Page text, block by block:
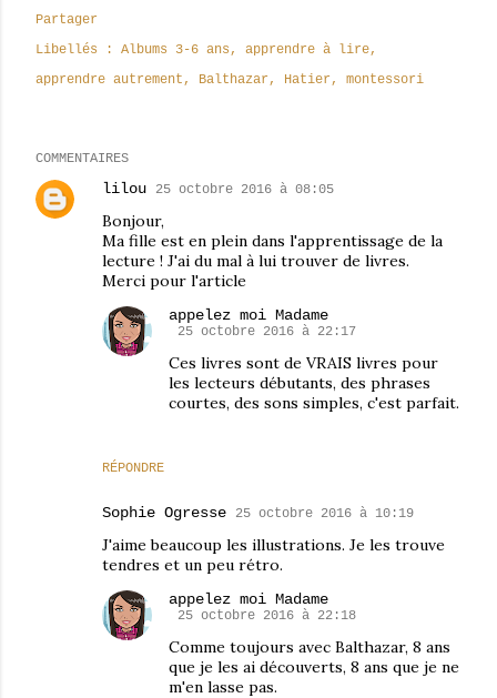
Partager
Libellés :
Albums 3-6 ans
apprendre à lire
apprendre autrement
Balthazar Hatier montessori
COMMENTAIRES
lilou 25 octobre 2016 à 08:05
Bonjour,
Ma fille est en plein dans l'apprentissage de la
lecture ! J'ai du mal à lui trouver de livres.
Merci pour l'article
RÉPONDRE
appelez moi Madame
25 octobre 2016 à 22:17
Ces livres sont de VRAIS livres pour
les lecteurs débutants, des phrases
courtes, des sons simples, c'est parfait.
Sophie Ogresse 25 octobre 2016 à 10:19
J'aime beaucoup les illustrations. Je les trouve
tendres et un peu rétro.
appelez moi Madame
25 octobre 2016 à 22:18
Comme toujours avec Balthazar, 8 ans
que je les ai découverts, 8 ans que je ne
m'en lasse pas.